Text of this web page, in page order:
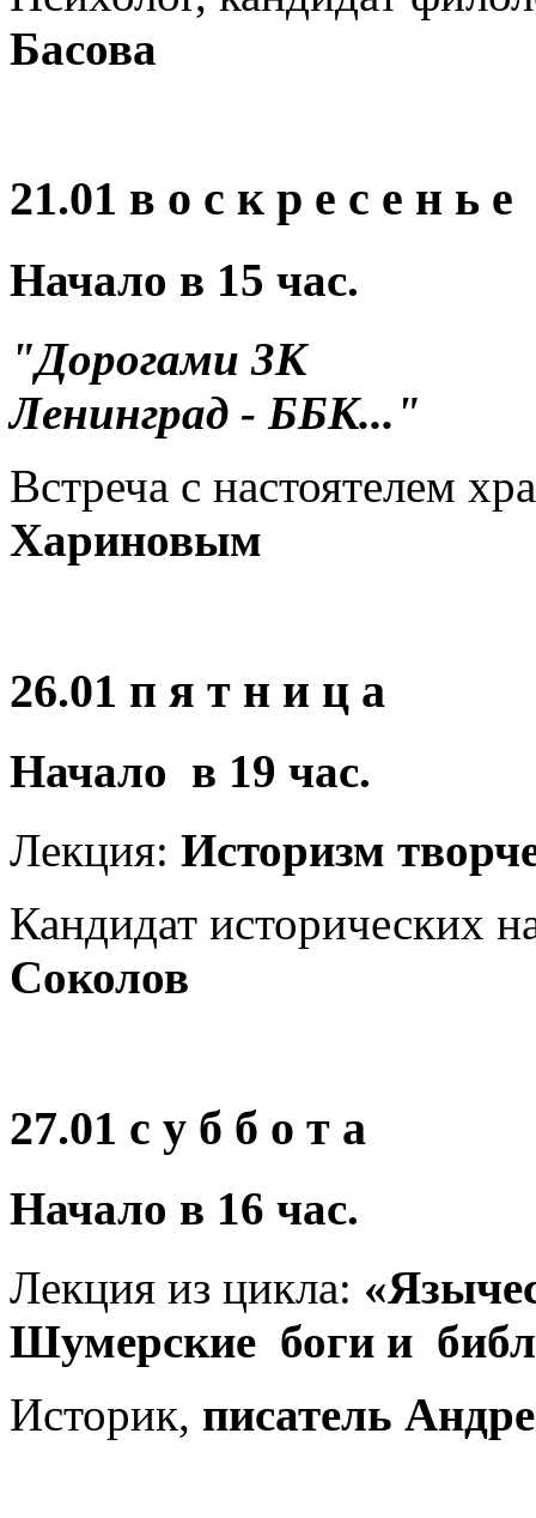
Басова
21.01 в о с к р е с е н ь е
Начало в 15 час.
"Дорогами 3К
Ленинград - ББК..."
Встреча с настоятелем
Хариновым
26.01 п я т н и ц а
Начало в 19 час.
Лекция: Историзм
Кандидат исторических
Соколов
27.01 с у б б о т а
Начало в 16 час.
Лекция из цикла:
Шумерские боги и
Историк, писатель